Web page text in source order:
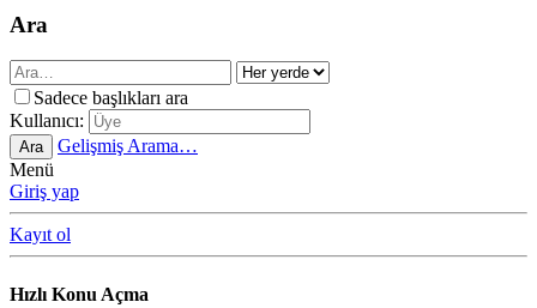
Ara
Sadece başlıkları ara
Kullanıcı:
Ara
Gelişmiş Arama…
Menü
Giriş yap
Kayıt ol
Hızlı Konu Açma